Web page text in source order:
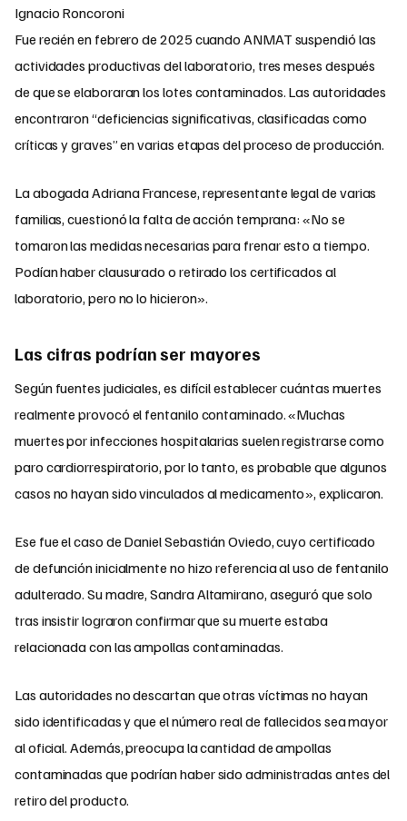
Ignacio Roncoroni
Fue recién en febrero de 2025 cuando ANMAT suspendió las
actividades productivas del laboratorio, tres meses después
de que se elaboraran los lotes contaminados. Las autoridades
encontraron “deficiencias significativas, clasificadas como
críticas y graves” en varias etapas del proceso de producción.
La abogada Adriana Francese, representante legal de varias
familias, cuestionó la falta de acción temprana: «No se
tomaron las medidas necesarias para frenar esto a tiempo.
Podían haber clausurado o retirado los certificados al
laboratorio, pero no lo hicieron».
Las cifras podrían ser mayores
Según fuentes judiciales, es difícil establecer cuántas muertes
realmente provocó el fentanilo contaminado. «Muchas
muertes por infecciones hospitalarias suelen registrarse como
paro cardiorrespiratorio, por lo tanto, es probable que algunos
casos no hayan sido vinculados al medicamento», explicaron.
Ese fue el caso de Daniel Sebastián Oviedo, cuyo certificado
de defunción inicialmente no hizo referencia al uso de fentanilo
adulterado. Su madre, Sandra Altamirano, aseguró que solo
tras insistir lograron confirmar que su muerte estaba
relacionada con las ampollas contaminadas.
Las autoridades no descartan que otras víctimas no hayan
sido identificadas y que el número real de fallecidos sea mayor
al oficial. Además, preocupa la cantidad de ampollas
contaminadas que podrían haber sido administradas antes del
retiro del producto.